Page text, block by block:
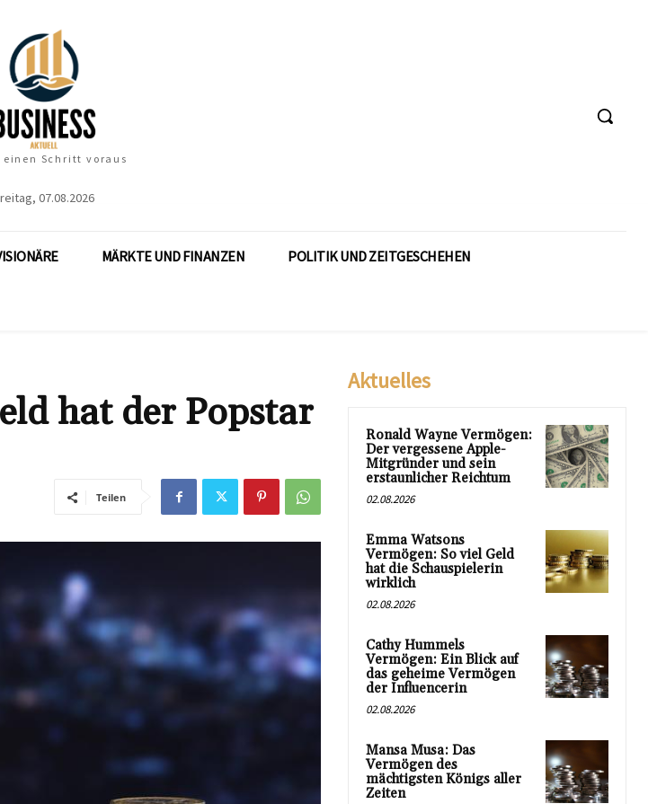
einen Schritt voraus
07.08.2026
MÄRKTE UND FINANZEN POLITIK UND ZEITGESCHEHEN
hat der Popstar
Teilen
Aktuelles
Ronald Wayne Vermögen:
Der vergessene Apple-
Mitgründer und sein
erstaunlicher Reichtum
02.08.2026
Emma Watsons
Vermögen: So viel Geld
hat die Schauspielerin
wirklich
02.08.2026
Cathy Hummels
Vermögen: Ein Blick auf
das geheime Vermögen
der Influencerin
02.08.2026
Mansa Musa: Das
Vermögen des
mächtigsten Königs aller
Zeiten